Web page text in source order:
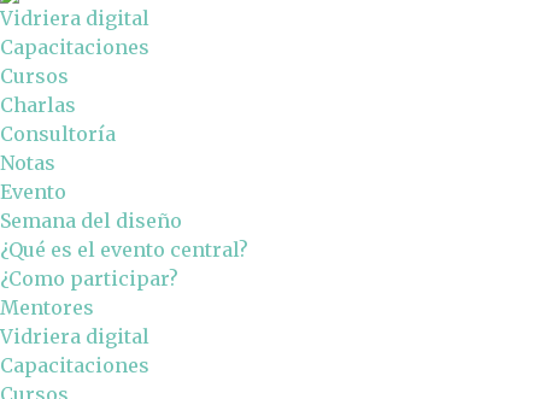
Vidriera digital
Capacitaciones
Cursos
Charlas
Consultoría
Notas
Evento
Semana del diseño
¿Qué es el evento central?
¿Como participar?
Mentores
Vidriera digital
Capacitaciones